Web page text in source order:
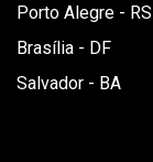
Porto Alegre - RS
Brasília - DF
Salvador - BA